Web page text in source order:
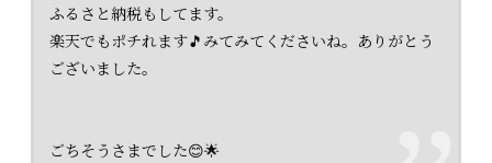
ふるさと納税もしてます。
楽天でもポチれます🎵みてみてくださいね。ありがとう
ございました。
ごちそうさまでした😊🌟